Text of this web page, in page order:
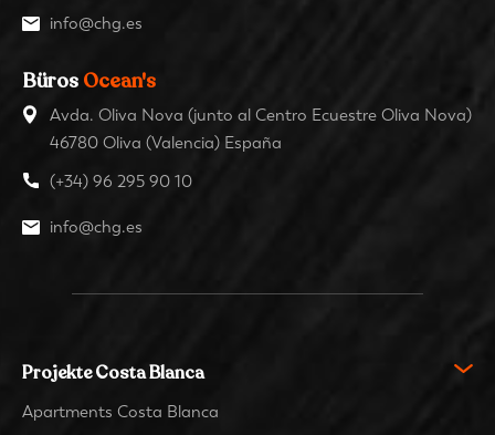
info@chg.es
Büros Ocean's
Avda. Oliva Nova (junto al Centro Ecuestre Oliva Nova)
46780 Oliva (Valencia) España
(+34) 96 295 90 10
info@chg.es
Projekte Costa Blanca
Apartments Costa Blanca